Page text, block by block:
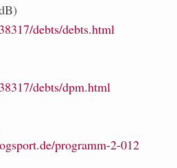
debts/debts.html
debts/dpm.html
programm-2-012